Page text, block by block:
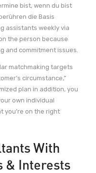
bist, wenn du bist
die Basis
assistants weekly via
the person because
and commitment issues.
matchmaking targets
circumstance,”
plan in addition, you
own individual
you’re on the right
With
& Interests